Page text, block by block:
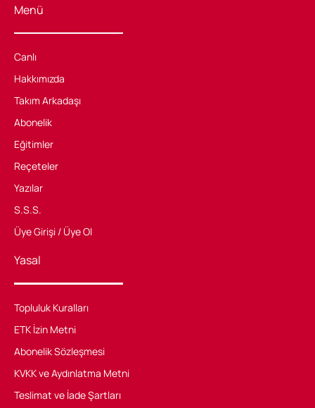
Menü
Canlı
Hakkımızda
Takım Arkadaşı
Abonelik
Eğitimler
Reçeteler
Yazılar
S.S.S.
Üye Girişi / Üye Ol
Yasal
Topluluk Kuralları
ETK İzin Metni
Abonelik Sözleşmesi
KVKK ve Aydınlatma Metni
Teslimat ve İade Şartları